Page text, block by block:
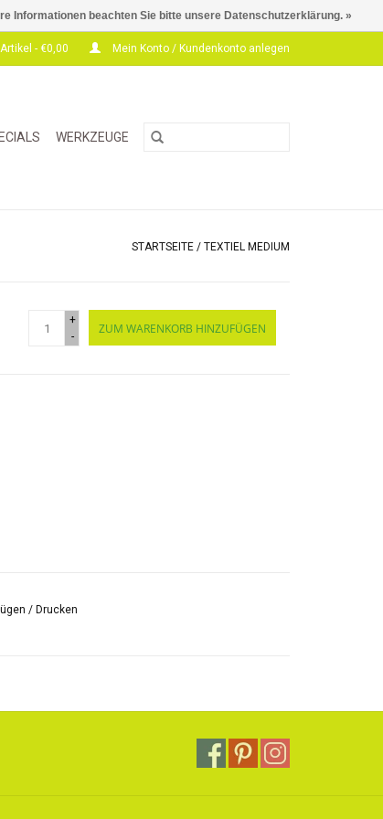
- €0,00 Mein Konto / Kundenkonto anlegen
WERKZEUGE
STARTSEITE / TEXTIEL MEDIUM
+
-
ZUM WARENKORB HINZUFÜGEN
/ Drucken
Informationen beachten Sie bitte unsere Datenschutzerklärung. »